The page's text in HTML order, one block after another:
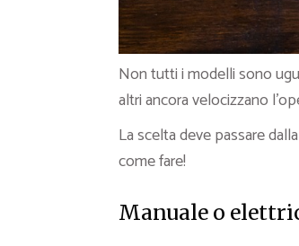
Non tutti i modelli sono
altri ancora velocizzano
La scelta deve passare
come fare!
Manuale o